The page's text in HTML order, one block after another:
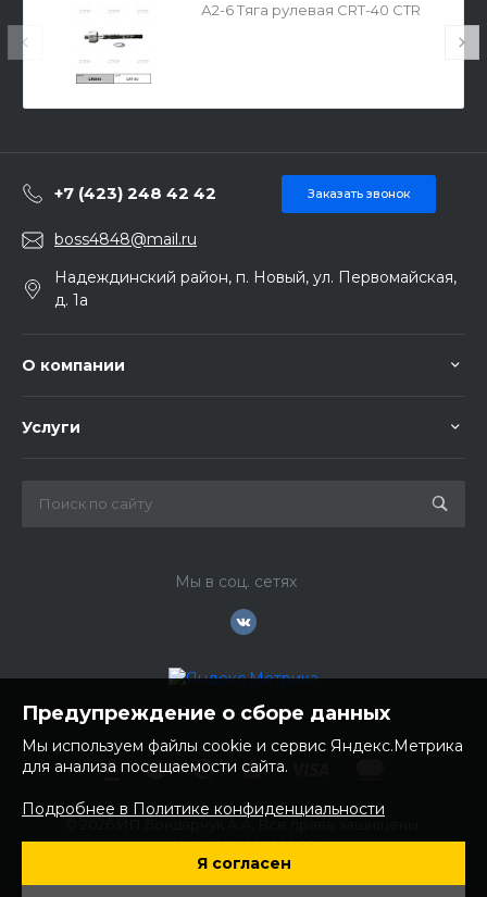
А2-6 Тяга рулевая CRT-40 CTR
+7 (423) 248 42 42 Заказать звонок
boss4848@mail.ru
Надеждинский район, п. Новый, ул. Первомайская,
д. 1а
О компании
Услуги
Мы в соц. сетях
ИНН: 252100758085
ОГРНИП: 304250236200270
Юр. адрес: 692481 Приморский край, Надеждинский район,
Предупреждение о сборе данных
Мы используем файлы cookie и сервис Яндекс.Метрика
для анализа посещаемости сайта.
Подробнее в Политике конфиденциальности
Я согласен